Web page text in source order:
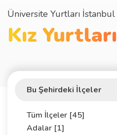
Üniversite Yurtları İstanbul
Kız Yurtları
Bu Şehirdeki İlçeler
Tüm İlçeler [45]
Adalar [1]